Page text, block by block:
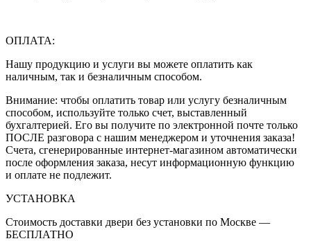
ОПЛАТА:
Нашу продукцию и услуги вы можете оплатить как
наличным, так и безналичным способом.
Внимание: чтобы оплатить товар или услугу безналичным
способом, используйте только счет, выставленный
бухгалтерией. Его вы получите по электронной почте только
ПОСЛЕ разговора с нашим менеджером и уточнения заказа!
Счета, сгенерированные интернет-магазином автоматически
после оформления заказа, несут информационную функцию
и оплате не подлежит.
УСТАНОВКА
Стоимость доставки двери без установки по Москве —
БЕСПЛАТНО